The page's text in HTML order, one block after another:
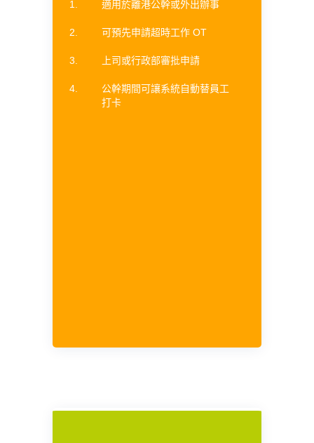
適用於離港公幹或外出辦事
可預先申請超時工作 OT
上司或行政部審批申請
公幹期間可讓系統自動替員工
打卡